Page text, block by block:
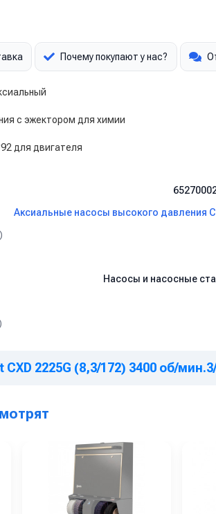
Почему покупают у нас?
с эжектором для химии
для двигателя
Аксиальные насосы высокого давления
Насосы и насосные
2225G (8,3/172) 3400 об/